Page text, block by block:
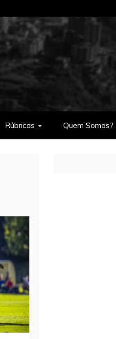
Rúbricas Quem Somos?